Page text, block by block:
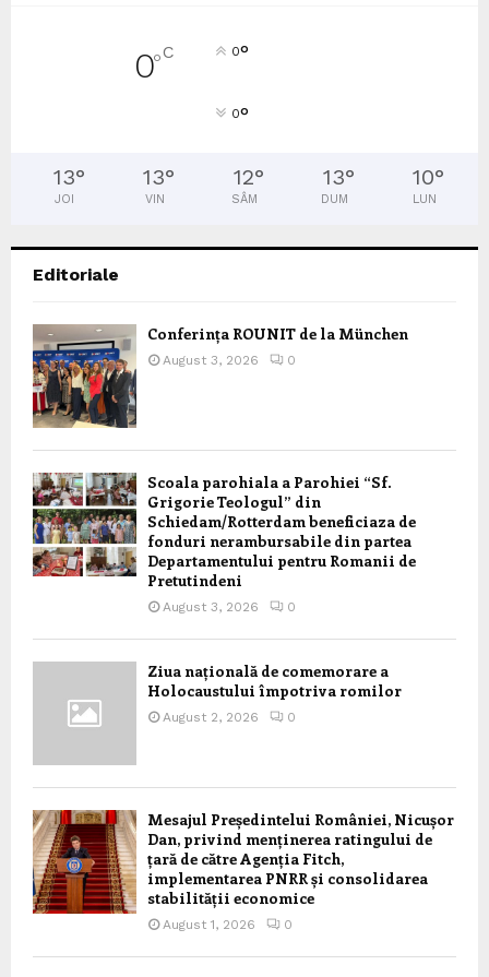
0°C 0°
0°
13°
JOI
13°
VIN
12°
SÂM
13°
DUM
10°
LUN
Editoriale
Conferința ROUNIT de la München
August 3, 2026 0
Scoala parohiala a Parohiei “Sf.
Grigorie Teologul” din
Schiedam/Rotterdam beneficiaza de
fonduri nerambursabile din partea
Departamentului pentru Romanii de
Pretutindeni
August 3, 2026 0
Ziua națională de comemorare a
Holocaustului împotriva romilor
August 2, 2026 0
Mesajul Președintelui României, Nicușor
Dan, privind menținerea ratingului de
țară de către Agenția Fitch,
implementarea PNRR și consolidarea
stabilității economice
August 1, 2026 0